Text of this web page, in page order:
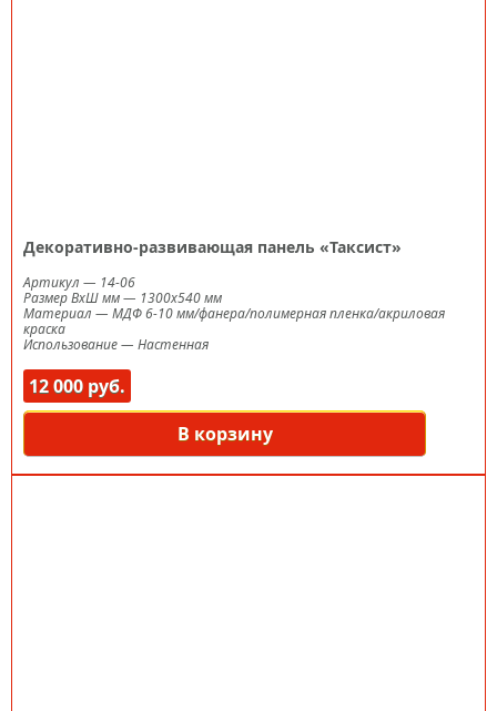
Декоративно-развивающая панель «Таксист»
Артикул — 14-06
Размер ВxШ мм— 1300х540 мм
Материал — МДФ 6-10 мм/фанера/полимерная пленка/акриловая
краска
Использование— Настенная
12 000 руб.
В корзину